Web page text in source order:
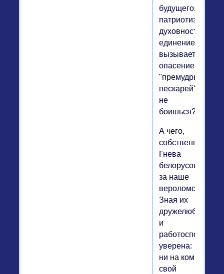
будущего:
патриотизм,
духовность,
единение",
вызывает
опасение
"премудрых
пескарей":
не
боишься?
А чего,
собственно?
Гнева
белорусов
за наше
вероломство?
Зная их
дружелюбие
и
уверена:
ни на ком
свой